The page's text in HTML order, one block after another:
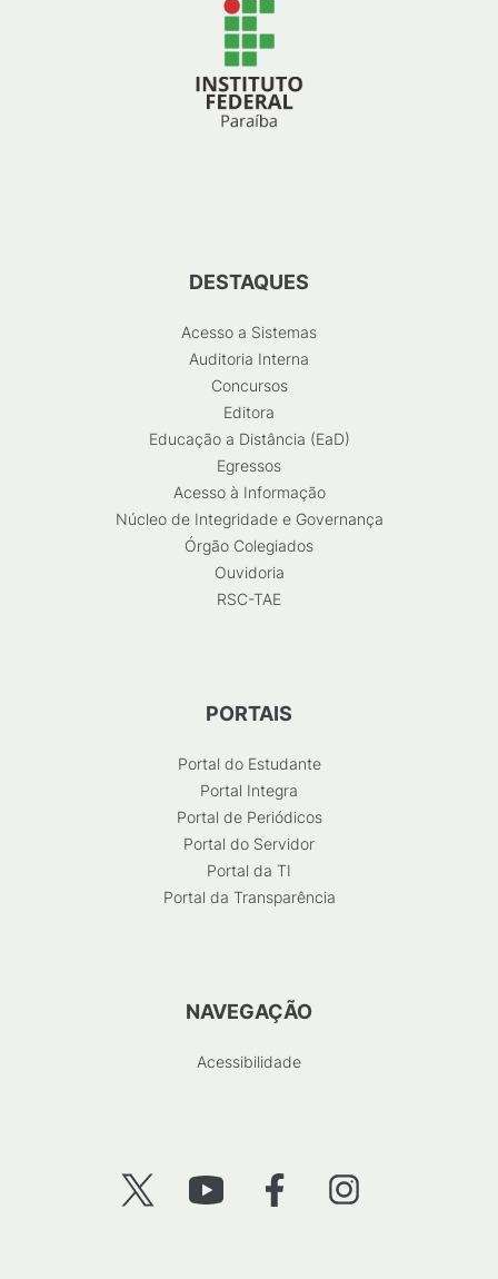
DESTAQUES
Acesso a Sistemas
Auditoria Interna
Concursos
Editora
Educação a Distância (EaD)
Egressos
Acesso à Informação
Núcleo de Integridade e Governança
Órgão Colegiados
Ouvidoria
RSC-TAE
PORTAIS
Portal do Estudante
Portal Integra
Portal de Periódicos
Portal do Servidor
Portal da TI
Portal da Transparência
NAVEGAÇÃO
Acessibilidade